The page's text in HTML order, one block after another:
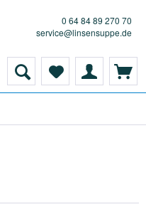
0 64 84 89 270 70
service@linsensuppe.de